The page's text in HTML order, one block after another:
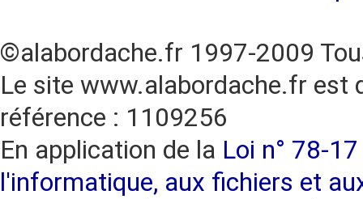
©alabordache.fr 1997-2009
Le site www.alabordache.fr est
référence : 1109256
En application de la Loi n° 78-
l'informatique, aux fichiers et